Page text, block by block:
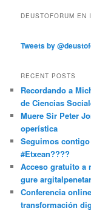
DEUSTOFORUM EN
Tweets by
RECENT POSTS
Recordando a
de Ciencias
Muere Sir Peter
operística
Seguimos
#Etxean????
Acceso gratuito a
gure
Conferencia
transformación